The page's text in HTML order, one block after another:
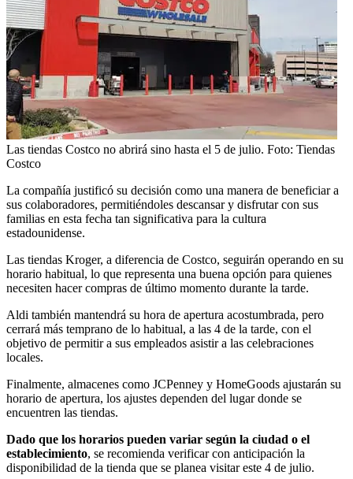
Las tiendas Costco no abrirá sino hasta el 5 de julio. Foto: Tiendas
Costco
La compañía justificó su decisión como una manera de beneficiar a
sus colaboradores, permitiéndoles descansar y disfrutar con sus
familias en esta fecha tan significativa para la cultura
estadounidense.
Las tiendas Kroger, a diferencia de Costco, seguirán operando en su
horario habitual, lo que representa una buena opción para quienes
necesiten hacer compras de último momento durante la tarde.
Aldi también mantendrá su hora de apertura acostumbrada, pero
cerrará más temprano de lo habitual, a las 4 de la tarde, con el
objetivo de permitir a sus empleados asistir a las celebraciones
locales.
Finalmente, almacenes como JCPenney y HomeGoods ajustarán su
horario de apertura, los ajustes dependen del lugar donde se
encuentren las tiendas.
Dado que los horarios pueden variar según la ciudad o el
establecimiento, se recomienda verificar con anticipación la
disponibilidad de la tienda que se planea visitar este 4 de julio.